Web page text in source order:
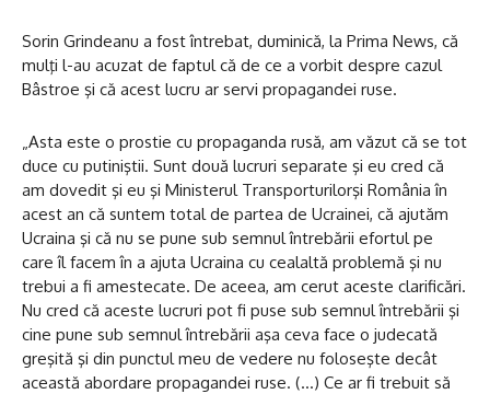
Sorin Grindeanu a fost întrebat, duminică, la Prima News, că
mulţi l-au acuzat de faptul că de ce a vorbit despre cazul
Bâstroe şi că acest lucru ar servi propagandei ruse.
„Asta este o prostie cu propaganda rusă, am văzut că se tot
duce cu putiniştii. Sunt două lucruri separate şi eu cred că
am dovedit şi eu şi Ministerul Transporturilorşi România în
acest an că suntem total de partea de Ucrainei, că ajutăm
Ucraina şi că nu se pune sub semnul întrebării efortul pe
care îl facem în a ajuta Ucraina cu cealaltă problemă şi nu
trebui a fi amestecate. De aceea, am cerut aceste clarificări.
Nu cred că aceste lucruri pot fi puse sub semnul întrebării şi
cine pune sub semnul întrebării aşa ceva face o judecată
greşită şi din punctul meu de vedere nu foloseşte decât
această abordare propagandei ruse. (…) Ce ar fi trebuit să